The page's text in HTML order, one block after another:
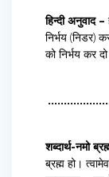
हिन्दी अनुवाद –
निर्भय (निडर)
को निर्भय कर
शब्दार्थ-नमो
ब्रह्म हो।